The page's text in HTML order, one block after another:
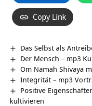
Copy Link
Das Selbst als
Der Mensch – mp3
Om Namah Shivaya
Integrität – mp3
Positive
kultivieren